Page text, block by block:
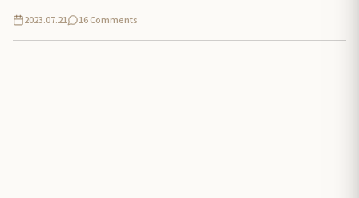
2023.07.21 16 Comments